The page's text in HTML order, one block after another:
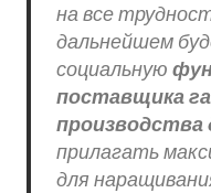
на все
дальнейшем
социальную
поставщика
производства
прилагать
для